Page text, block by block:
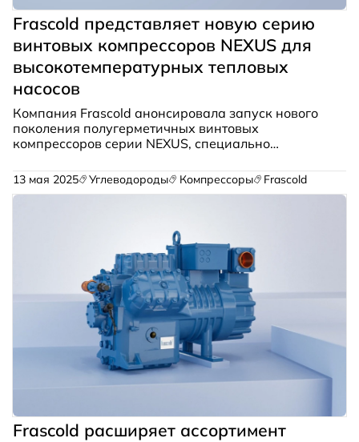
Frascold представляет новую серию
винтовых компрессоров NEXUS для
высокотемпературных тепловых
насосов
Компания Frascold анонсировала запуск нового
поколения полугерметичных винтовых
компрессоров серии NEXUS, специально
промышленных тепловых насосов «воздух-вода» и
«вода-вода».
13 мая 2025 Углеводороды Компрессоры Frascold
Frascold расширяет ассортимент